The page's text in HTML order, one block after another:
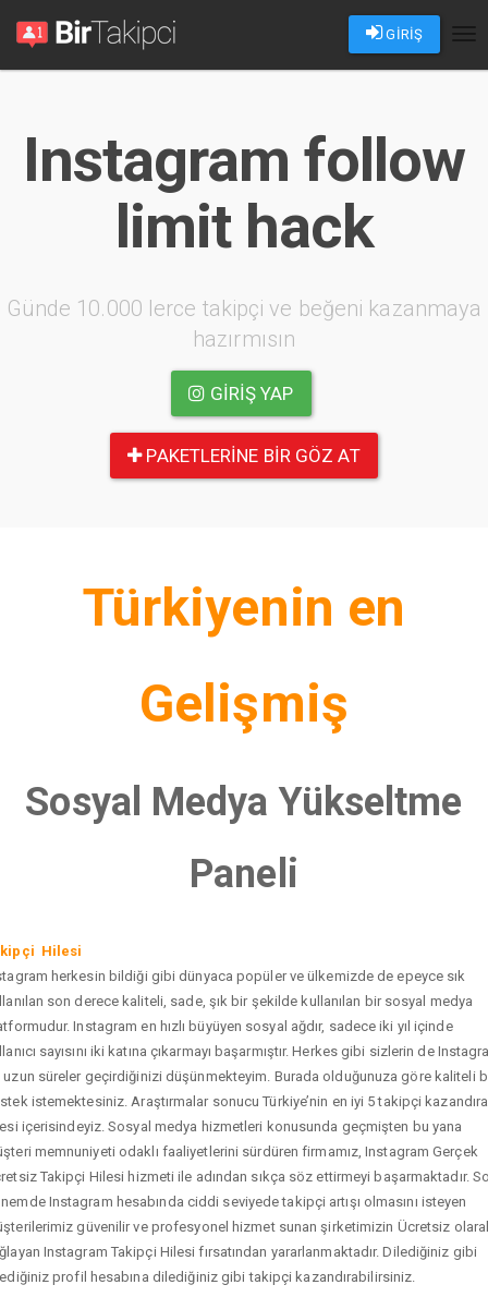
GİRİŞ
Instagram follow
limit hack
Günde 10.000 lerce takipçi ve beğeni kazanmaya
hazırmısın
GIRIŞ YAP
PAKETLERINE BIR GÖZ AT
Türkiyenin en
Gelişmiş
Sosyal Medya Yükseltme
Paneli
Hilesi
herkesin bildiği gibi dünyaca popüler ve ülkemizde de epeyce sık
son derece kaliteli, sade, şık bir şekilde kullanılan bir sosyal medya
Instagram en hızlı büyüyen sosyal ağdır, sadece iki yıl içinde
sayısını iki katına çıkarmayı başarmıştır. Herkes gibi sizlerin de
uzun süreler geçirdiğinizi düşünmekteyim. Burada olduğunuza göre kaliteli
istemektesiniz. Araştırmalar sonucu Türkiye’nin en iyi 5 takipçi
içerisindeyiz. Sosyal medya hizmetleri konusunda geçmişten bu yana
memnuniyeti odaklı faaliyetlerini sürdüren firmamız, Instagram Gerçek
Takipçi Hilesi hizmeti ile adından sıkça söz ettirmeyi başarmaktadır.
Instagram hesabında ciddi seviyede takipçi artışı olmasını isteyen
güvenilir ve profesyonel hizmet sunan şirketimizin Ücretsiz
Instagram Takipçi Hilesi fırsatından yararlanmaktadır. Dilediğiniz gibi
profil hesabına dilediğiniz gibi takipçi kazandırabilirsiniz.